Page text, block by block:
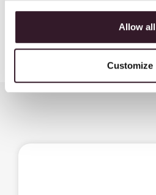
Allow all
Customize